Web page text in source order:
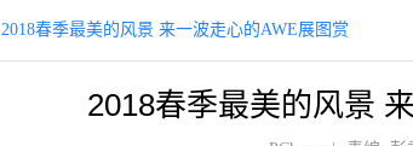
2018春季最美的风景 来一波走心的AWE展图赏
2018春季最美的风景